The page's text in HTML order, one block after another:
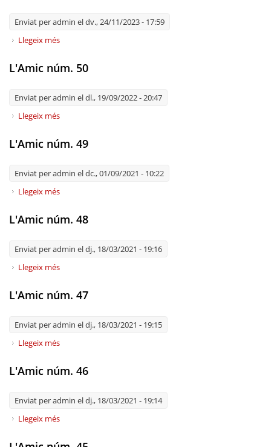
Enviat peradmin el dv., 24/11/2023 - 17:59
Llegeix més
L'Amic núm. 50
Enviat peradmin el dl., 19/09/2022 - 20:47
Llegeix més
L'Amic núm. 49
Enviat peradmin el dc., 01/09/2021 - 10:22
Llegeix més
L'Amic núm. 48
Enviat peradmin el dj., 18/03/2021 - 19:16
Llegeix més
L'Amic núm. 47
Enviat peradmin el dj., 18/03/2021 - 19:15
Llegeix més
L'Amic núm. 46
Enviat peradmin el dj., 18/03/2021 - 19:14
Llegeix més